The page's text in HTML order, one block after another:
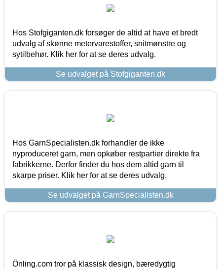
Hos Stofgiganten.dk forsøger de altid at have et bredt
udvalg af skønne metervarestoffer, snitmønstre og
sytilbehør. Klik her for at se deres udvalg.
Se udvalget på Stofgiganten.dk
Hos GarnSpecialisten.dk forhandler de ikke
nyproduceret garn, men opkøber restpartier direkte fra
fabrikkerne. Derfor finder du hos dem altid garn til
skarpe priser. Klik her for at se deres udvalg.
Se udvalget på GarnSpecialisten.dk
Önling.com tror på klassisk design, bæredygtig